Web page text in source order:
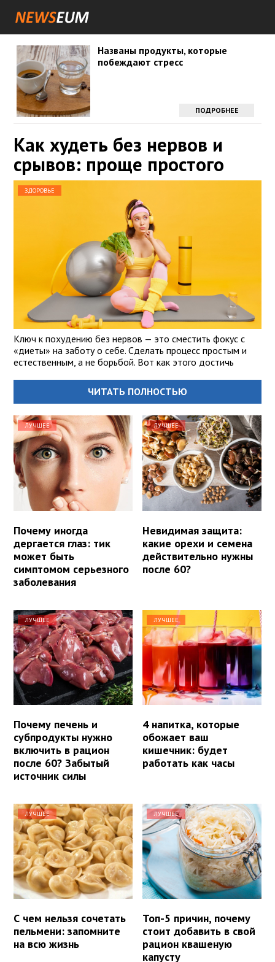
Названы продукты, которые
побеждают стресс
ПОДРОБНЕЕ
Как худеть без нервов и
срывов: проще простого
ЗДОРОВЬЕ
Ключ к похудению без нервов — это сместить фокус с
«диеты» на заботу о себе. Сделать процесс простым и
естественным, а не борьбой. Вот как этого достичь
ЧИТАТЬ ПОЛНОСТЬЮ
ЛУЧШЕЕ
Почему иногда
дергается глаз: тик
может быть
симптомом серьезного
заболевания
ЛУЧШЕЕ
Невидимая защита:
какие орехи и семена
действительно нужны
после 60?
ЛУЧШЕЕ
Почему печень и
субпродукты нужно
включить в рацион
после 60? Забытый
источник силы
ЛУЧШЕЕ
4 напитка, которые
обожает ваш
кишечник: будет
работать как часы
ЛУЧШЕЕ
С чем нельзя сочетать
пельмени: запомните
на всю жизнь
ЛУЧШЕЕ
Топ-5 причин, почему
стоит добавить в свой
рацион квашеную
капусту